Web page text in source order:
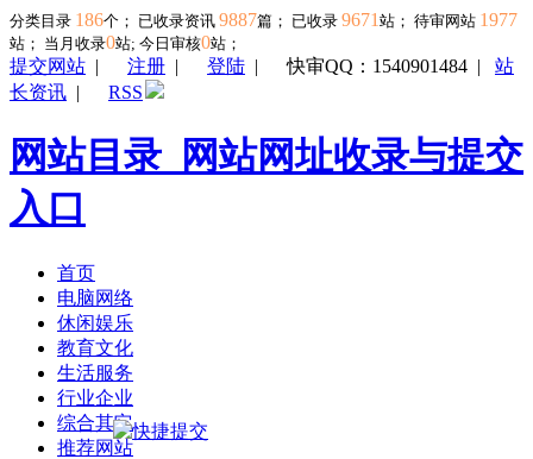
分类目录 186个； 已收录资讯 9887篇； 已收录 9671 站； 待审网站 1977
站； 当月收录0站; 今日审核0站；
提交网站 | 注册 | 登陆 |快审QQ：1540901484 | 站
长资讯 | RSS
网站目录_网站网址收录与提交
入口
首页
电脑网络
休闲娱乐
教育文化
生活服务
行业企业
综合其它
推荐网站